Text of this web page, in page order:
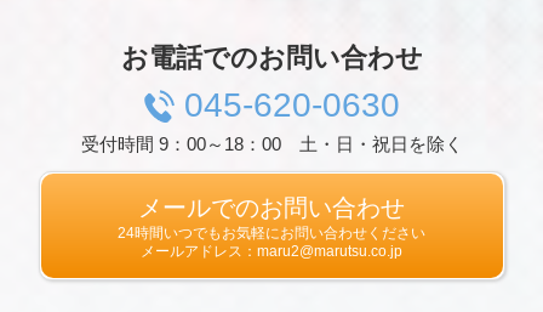
郵便番号や性別，職業，年齢，ユーザーのIPア
識別情報などを指します。
第２条（プライバシー情報の収集方法）
当社は，ユーザーが利用登録をする際に氏名，
生年月日，住所，電話番号，メールアドレス，
銀行口座番号，クレジットカード番号，運転免
許証番号などの個人情報をお尋ねすることがあ
お電話でのお問い合わせ
045-620-0630
受付時間 9：00～18：00 土・日・祝日を除く
メールでのお問い合わせ
24時間いつでもお気軽にお問い合わせください
メールアドレス：maru2@marutsu.co.jp